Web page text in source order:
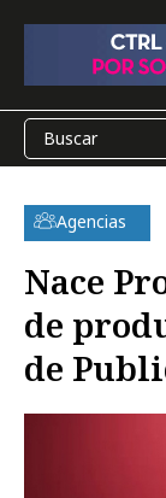
Agencias
Nace
de
de